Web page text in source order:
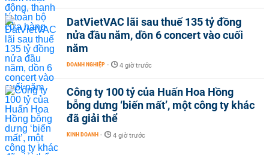
DatVietVAC lãi sau thuế 135 tỷ đồng
nửa đầu năm, dồn 6 concert vào cuối
năm
DOANH NGHIỆP - 4 giờ trước
Công ty 100 tỷ của Huấn Hoa Hồng
bỗng dưng ‘biến mất’, một công ty khác
đã giải thể
KINH DOANH - 4 giờ trước